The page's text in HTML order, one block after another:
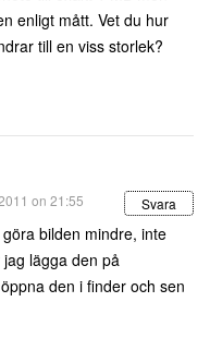
enligt mått. Vet du hur
till en viss storlek?
on 21:55 Svara
bilden mindre, inte
lägga den på
den i finder och sen